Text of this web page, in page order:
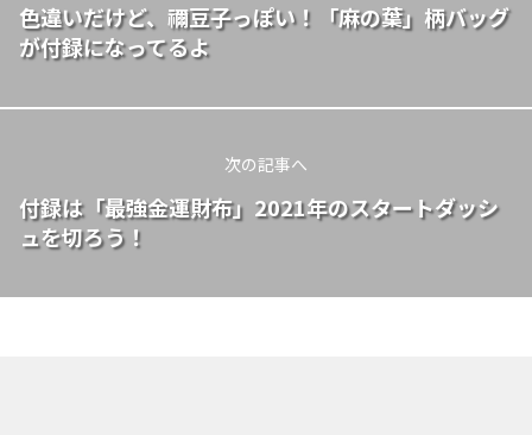
色違いだけど、禰豆子っぽい！「麻の葉」柄バッグ
が付録になってるよ
次の記事へ
付録は「最強金運財布」2021年のスタートダッシ
ュを切ろう！